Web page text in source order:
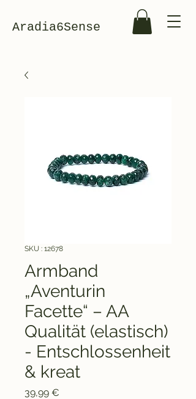
Aradia6Sense
SKU : 12678
Armband
„Aventurin
Facette“ – AA
Qualität (elastisch)
- Entschlossenheit
& kreat
39,99 €